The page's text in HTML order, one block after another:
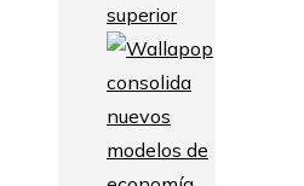
superior